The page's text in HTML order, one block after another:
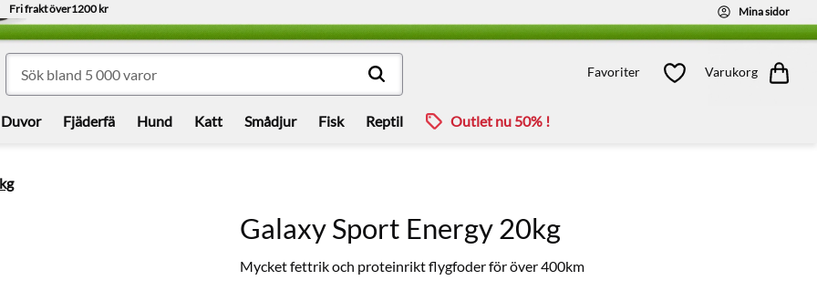
Fri frakt över1200 kr Mina sidor
Favoriter Varukorg
Favoriter
Kundvagn
Duvor Fjäderfä Hund Katt Smådjur Fisk Reptil Outlet nu 50% !
Galaxy Sport Energy 20kg
Mycket fettrik och proteinrikt flygfoder för över 400km